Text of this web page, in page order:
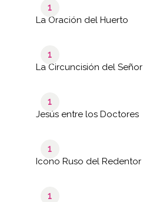
1
La Oración del Huerto
1
La Circuncisión del Señor
1
Jesús entre los Doctores
1
Icono Ruso del Redentor
1